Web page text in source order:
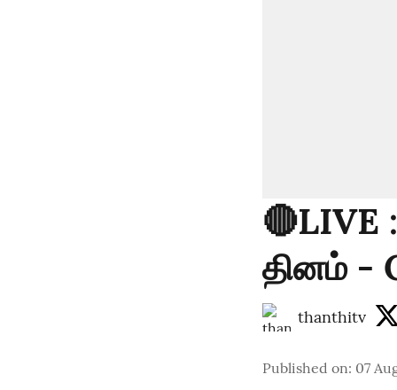
🔴LIVE
தினம் -
thanthitv
Published on: 07